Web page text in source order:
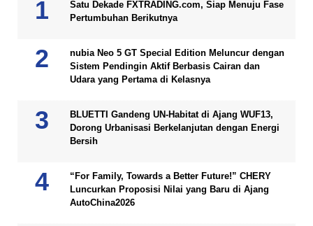
Satu Dekade FXTRADING.com, Siap Menuju Fase
Pertumbuhan Berikutnya
nubia Neo 5 GT Special Edition Meluncur dengan
Sistem Pendingin Aktif Berbasis Cairan dan
Udara yang Pertama di Kelasnya
BLUETTI Gandeng UN-Habitat di Ajang WUF13,
Dorong Urbanisasi Berkelanjutan dengan Energi
Bersih
“For Family, Towards a Better Future!” CHERY
Luncurkan Proposisi Nilai yang Baru di Ajang
AutoChina2026